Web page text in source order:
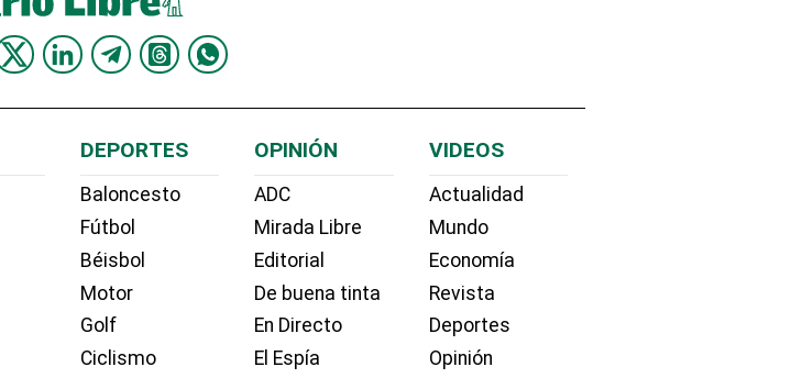
DEPORTES
Baloncesto
Fútbol
Béisbol
Motor
Golf
Ciclismo
OPINIÓN
ADC
Mirada Libre
Editorial
De buena tinta
En Directo
El Espía
VIDEOS
Actualidad
Mundo
Economía
Revista
Deportes
Opinión